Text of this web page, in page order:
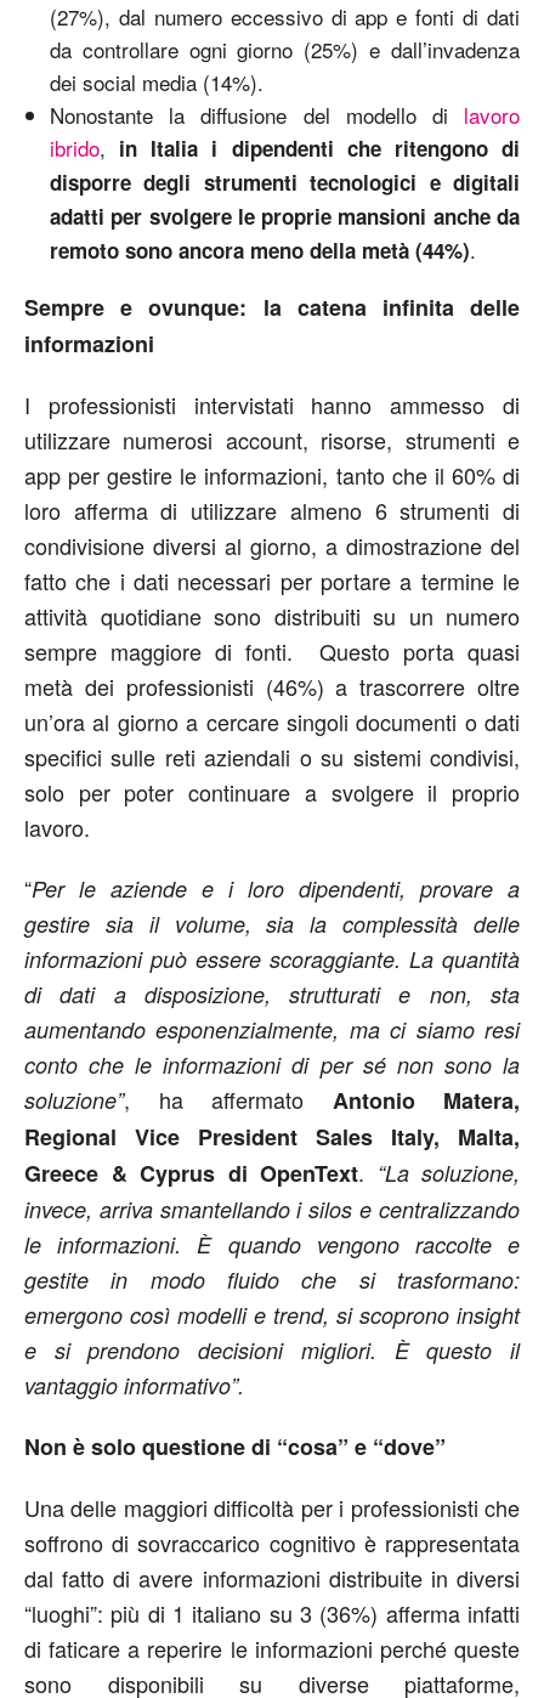
(27%), dal numero eccessivo di app e fonti di dati
da controllare ogni giorno (25%) e dall’invadenza
dei social media (14%).
Nonostante la diffusione del modello di lavoro
ibrido, in Italia i dipendenti che ritengono di
disporre degli strumenti tecnologici e digitali
adatti per svolgere le proprie mansioni anche da
remoto sono ancora meno della metà (44%).
Sempre e ovunque: la catena infinita delle
informazioni
I professionisti intervistati hanno ammesso di
utilizzare numerosi account, risorse, strumenti e
app per gestire le informazioni, tanto che il 60% di
loro afferma di utilizzare almeno 6 strumenti di
condivisione diversi al giorno, a dimostrazione del
fatto che i dati necessari per portare a termine le
attività quotidiane sono distribuiti su un numero
sempre maggiore di fonti. Questo porta quasi
metà dei professionisti (46%) a trascorrere oltre
un’ora al giorno a cercare singoli documenti o dati
specifici sulle reti aziendali o su sistemi condivisi,
solo per poter continuare a svolgere il proprio
lavoro.
“Per le aziende e i loro dipendenti, provare a
gestire sia il volume, sia la complessità delle
informazioni può essere scoraggiante. La quantità
di dati a disposizione, strutturati e non, sta
aumentando esponenzialmente, ma ci siamo resi
conto che le informazioni di per sé non sono la
soluzione”, ha affermato Antonio Matera,
Regional Vice President Sales Italy, Malta,
Greece & Cyprus di OpenText. “La soluzione,
invece, arriva smantellando i silos e centralizzando
le informazioni. È quando vengono raccolte e
gestite in modo fluido che si trasformano:
emergono così modelli e trend, si scoprono insight
e si prendono decisioni migliori. È questo il
vantaggio informativo”.
Non è solo questione di “cosa” e “dove”
Una delle maggiori difficoltà per i professionisti che
soffrono di sovraccarico cognitivo è rappresentata
dal fatto di avere informazioni distribuite in diversi
“luoghi”: più di 1 italiano su 3 (36%) afferma infatti
di faticare a reperire le informazioni perché queste
sono disponibili su diverse piattaforme,